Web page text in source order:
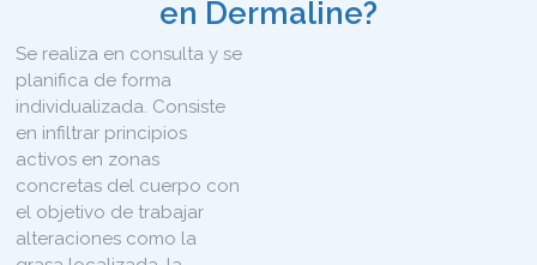
en Dermaline?
Se realiza en consulta y se
planifica de forma
individualizada. Consiste
en infiltrar principios
activos en zonas
concretas del cuerpo con
el objetivo de trabajar
alteraciones como la